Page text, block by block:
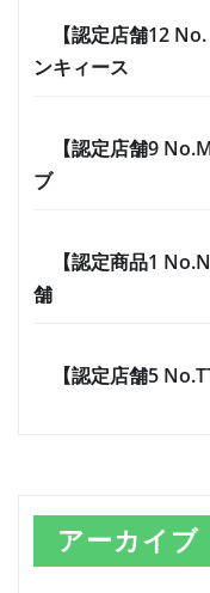
【認定店舗12
ンキィース
【認定店舗9
ブ
【認定商品1
舗
【認定店舗5
アーカイブ